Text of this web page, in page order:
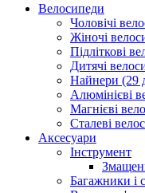
Велосипеди
Чоловічі
Жіночі
Підліткові
Дитячі
Найнери (29
Алюмінієві
Магнієві
Сталеві
Аксесуари
Інструмент
Багажники і